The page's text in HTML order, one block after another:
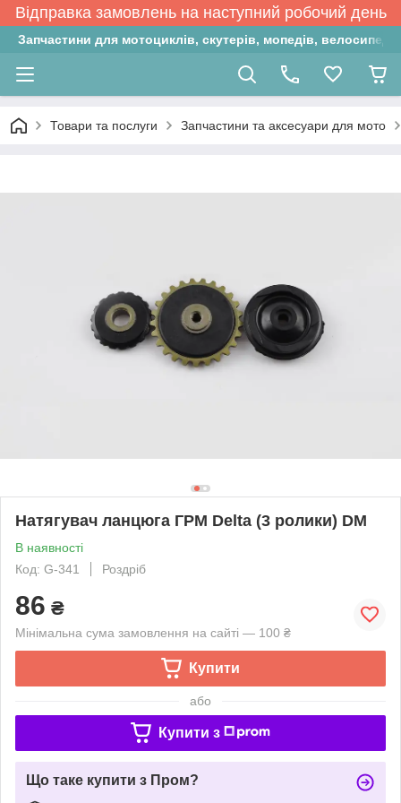
Відправка замовлень на наступний робочий день
Запчастини для мотоциклів, скутерів, мопедів,
Товари та послуги Запчастини та аксесуари для мото
Натягувач ланцюга ГРМ Delta (3 ролики) DM
В наявності
Код: G-341
Роздріб
86 ₴
Мінімальна сума замовлення на сайті — 100 ₴
Купити
або
Купити з
Що таке купити з Пром?